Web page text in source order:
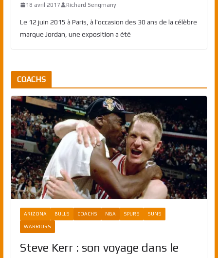
18 avril 2017 Richard Sengmany
Le 12 juin 2015 à Paris, à l’occasion des 30 ans de la célèbre
marque Jordan, une exposition a été
COACHS
ARIZONA BULLS COACHS NBA SPURS SUNS
WARRIORS
Steve Kerr : son voyage dans le